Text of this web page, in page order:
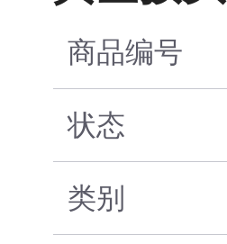
商品编号
状态
类别